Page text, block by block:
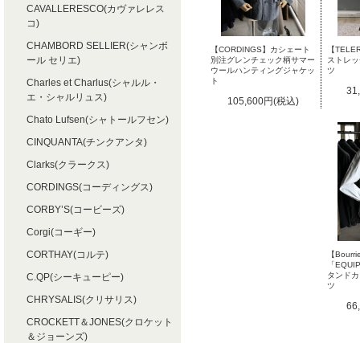
【CORDINGS】カシェート
別注グレンチェック柄サマー
ウールハンティングジャケッ
ト
105,600円(税込)
【
ストレ
ツ
【
「
タンド
ツ
CAVALLERESCO(カヴァレレス
コ)
CHAMBORD SELLIER(シャンボ
ール セリエ)
Charles et Charlus(シャルル・
エ・シャルリュス)
Chato Lufsen(シャトールフセン)
CINQUANTA(チンクアンタ)
Clarks(クラークス)
CORDINGS(コーディングス)
CORBY’S(コービーズ)
Corgi(コーギー)
CORTHAY(コルテ)
C.QP(シーキューピー)
CHRYSALIS(クリサリス)
CROCKETT＆JONES(クロケット
＆ジョーンズ)